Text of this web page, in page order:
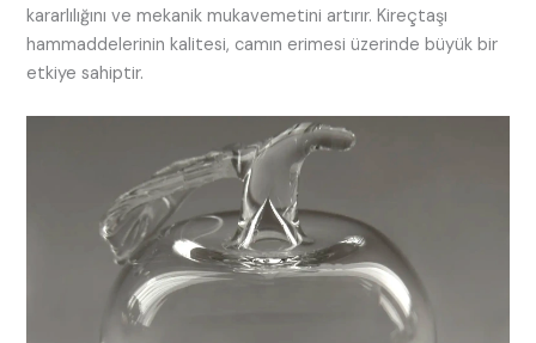
kararlılığını ve mekanik mukavemetini artırır. Kireçtaşı
hammaddelerinin kalitesi, camın erimesi üzerinde büyük bir
etkiye sahiptir.